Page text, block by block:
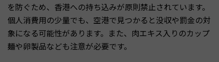
を防ぐため、香港への持ち込みが原則禁止されています。
個人消費用の少量でも、空港で見つかると没収や罰金の対
象になる可能性があります。また、肉エキス入りのカップ
麺や卵製品なども注意が必要です。